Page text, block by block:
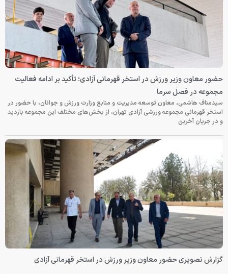
حضور معاون وزیر ورزش در استخر قهرمانی آزادی؛ تأکید بر ادامه فعالیت
مجموعه در فصل سرما
سیدمناف هاشمی، معاون توسعه مدیریت و منابع وزارت ورزش و جوانان، با حضور در
استخر قهرمانی مجموعه ورزشی آزادی تهران، از بخش‌های مختلف این مجموعه بازدید
و در جریان آخرین
گزارش تصویری حضور معاون وزیر ورزش در استخر قهرمانی آزادی